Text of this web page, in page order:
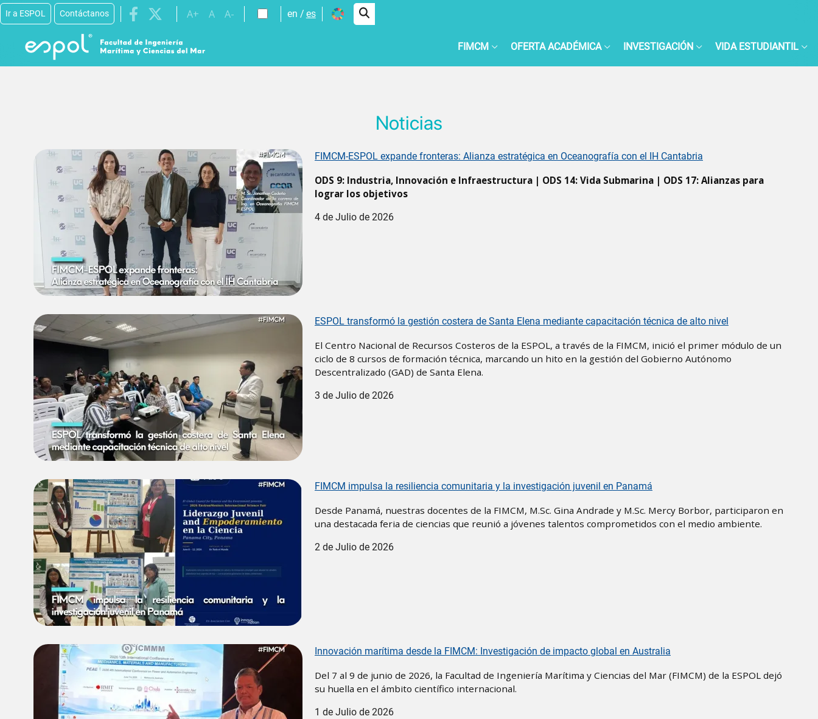
Pasar al contenido principal
Ir a ESPOL Contáctanos A+ A A- en es
FIMCM OFERTA ACADÉMICA INVESTIGACIÓN VIDA ESTUDIANTIL
Noticias
FIMCM-ESPOL expande fronteras: Alianza estratégica en Oceanografía con el IH Cantabria
ODS 9: Industria, Innovación e Infraestructura | ODS 14: Vida Submarina | ODS 17: Alianzas para
lograr los objetivos
4 de Julio de 2026
ESPOL transformó la gestión costera de Santa Elena mediante capacitación técnica de alto nivel
El Centro Nacional de Recursos Costeros de la ESPOL, a través de la FIMCM, inició el primer módulo de un
ciclo de 8 cursos de formación técnica, marcando un hito en la gestión del Gobierno Autónomo
Descentralizado (GAD) de Santa Elena.
3 de Julio de 2026
FIMCM impulsa la resiliencia comunitaria y la investigación juvenil en Panamá
Desde Panamá, nuestras docentes de la FIMCM, M.Sc. Gina Andrade y M.Sc. Mercy Borbor, participaron en
una destacada feria de ciencias que reunió a jóvenes talentos comprometidos con el medio ambiente.
2 de Julio de 2026
Innovación marítima desde la FIMCM: Investigación de impacto global en Australia
Del 7 al 9 de junio de 2026, la Facultad de Ingeniería Marítima y Ciencias del Mar (FIMCM) de la ESPOL dejó
su huella en el ámbito científico internacional.
1 de Julio de 2026